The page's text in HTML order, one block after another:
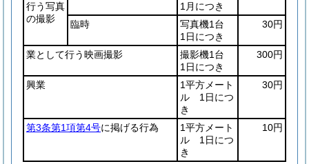
行う写真
の撮影
1月につき
臨時
写真機1台
1日につき
30円
業として行う映画撮影
撮影機1台
1日につき
300円
興業
1平方メート
ル 1日につ
き
30円
第3条第1項第4号に掲げる行為
1平方メート
ル 1日につ
き
10円